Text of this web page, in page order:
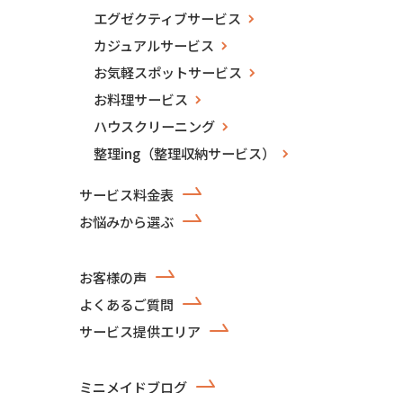
エグゼクティブサービス
カジュアルサービス
お気軽スポットサービス
お料理サービス
ハウスクリーニング
整理ing（整理収納サービス）
サービス料金表
お悩みから選ぶ
お客様の声
よくあるご質問
サービス提供エリア
ミニメイドブログ